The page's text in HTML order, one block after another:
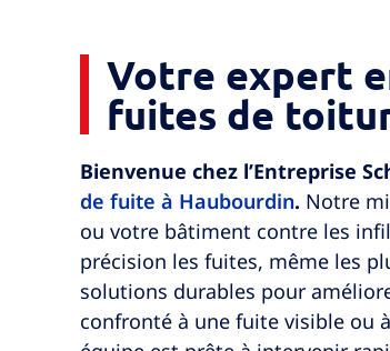
Votre expert
fuites de
Bienvenue chez l’Entreprise
de fuite à Haubourdin. Notre
ou votre bâtiment contre les
précision les fuites, même les
solutions durables pour
confronté à une fuite visible ou